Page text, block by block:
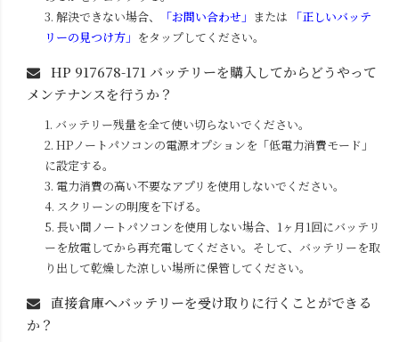
3. 解決できない場合、
「お問い合わせ」 または
「正しいバッテ
リーの見つけ方」 をタップしてください。
HP 917678-171 バッテリーを購入してからどうやって
メンテナンスを行うか？
1. バッテリー残量を全て使い切らないでください。
2. HPノートパソコンの電源オプションを「低電力消費モード」
に設定する。
3. 電力消費の高い不要なアプリを使用しないでください。
4. スクリーンの明度を下げる。
5. 長い間ノートパソコンを使用しない場合、1ヶ月1回にバッテリ
ーを放電してから再充電してください。そして、バッテリーを取
り出して乾燥した涼しい場所に保管してください。
直接倉庫へバッテリーを受け取りに行くことができる
か？